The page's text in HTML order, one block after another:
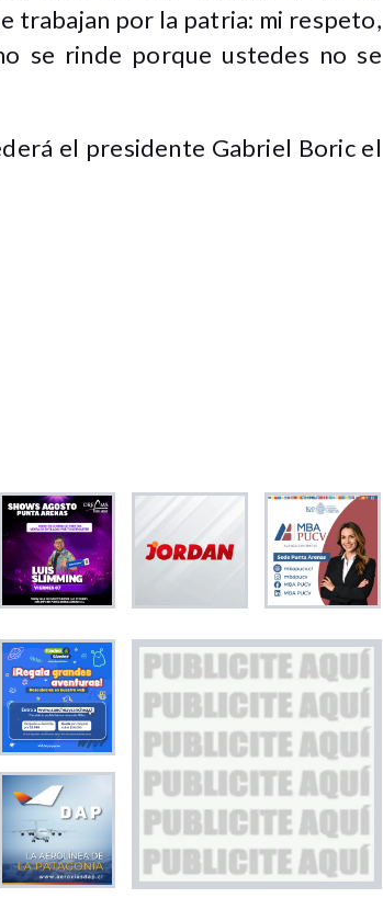
trabajan por la patria: mi respeto,
se rinde porque ustedes no se
el presidente Gabriel Boric el